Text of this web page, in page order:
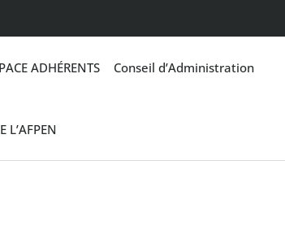
ADHÉRENTS Conseil d’Administration
L’AFPEN